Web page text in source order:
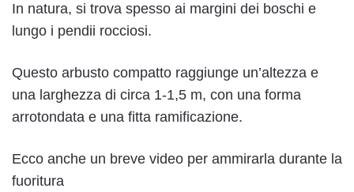
In natura, si trova spesso ai margini dei boschi e
lungo i pendii rocciosi.
Questo arbusto compatto raggiunge un’altezza e
una larghezza di circa 1-1,5 m, con una forma
arrotondata e una fitta ramificazione.
Ecco anche un breve video per ammirarla durante la
fuoritura